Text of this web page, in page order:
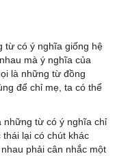
từ có ý nghĩa giống hệ
mà ý nghĩa của
là những từ đồng
để chỉ mẹ, ta có thể
những từ có ý nghĩa chỉ
lại có chút khác
phải cân nhắc một